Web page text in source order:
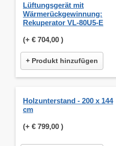
Lüftungsgerät mit
Wärmerückgewinnung:
Rekuperator VL-80U5-E
(+ € 704,00 )
+ Produkt hinzufügen
Holzunterstand - 200 x 144
cm
(+ € 799,00 )